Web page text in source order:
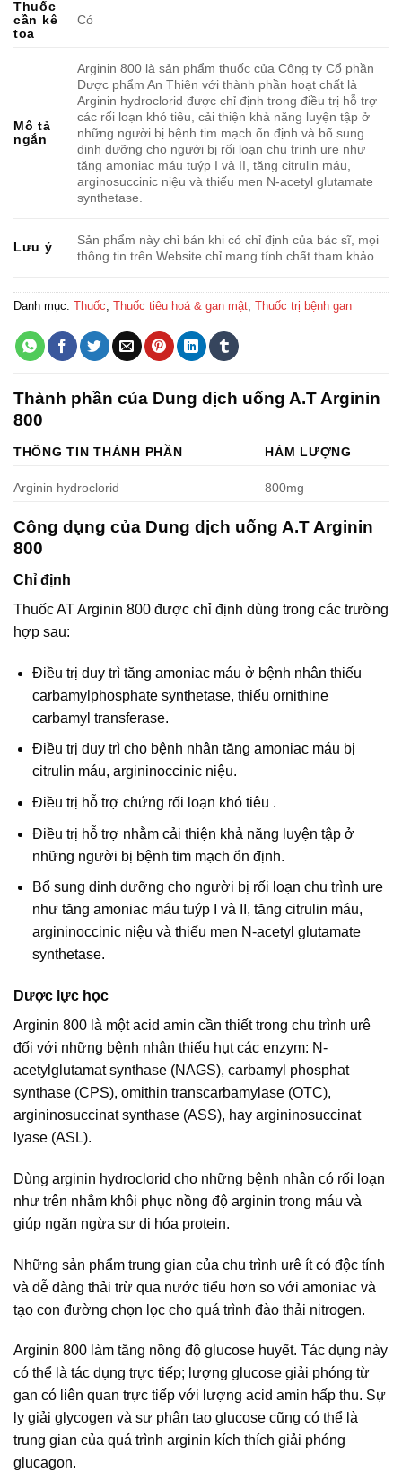
Thuốc
cần kê
toa
Có
Mô tả
ngắn
Arginin 800 là sản phẩm thuốc của Công ty Cổ phần
Dược phẩm An Thiên với thành phần hoạt chất là
Arginin hydroclorid được chỉ định trong điều trị hỗ trợ
các rối loạn khó tiêu, cải thiện khả năng luyện tập ở
những người bị bệnh tim mạch ổn định và bổ sung
dinh dưỡng cho người bị rối loạn chu trình ure như
tăng amoniac máu tuýp I và II, tăng citrulin máu,
arginosuccinic niệu và thiếu men N-acetyl glutamate
synthetase.
Lưu ý
Sản phẩm này chỉ bán khi có chỉ định của bác sĩ, mọi
thông tin trên Website chỉ mang tính chất tham khảo.
Danh mục: Thuốc Thuốc tiêu hoá & gan mật Thuốc trị bệnh gan
Thành phần của Dung dịch uống A.T Arginin
800
THÔNG TIN THÀNH PHẦN HÀM LƯỢNG
Arginin hydroclorid 800mg
Công dụng của Dung dịch uống A.T Arginin
800
Chỉ định
Thuốc AT Arginin 800 được chỉ định dùng trong các trường
hợp sau:
Điều trị duy trì tăng amoniac máu ở bệnh nhân thiếu
carbamylphosphate synthetase, thiếu ornithine
carbamyl transferase.
Điều trị duy trì cho bệnh nhân tăng amoniac máu bị
citrulin máu, argininoccinic niệu.
Điều trị hỗ trợ chứng rối loạn khó tiêu .
Điều trị hỗ trợ nhằm cải thiện khả năng luyện tập ở
những người bị bệnh tim mạch ổn định.
Bổ sung dinh dưỡng cho người bị rối loạn chu trình ure
như tăng amoniac máu tuýp I và II, tăng citrulin máu,
argininoccinic niệu và thiếu men N-acetyl glutamate
synthetase.
Dược lực học
Arginin 800 là một acid amin cần thiết trong chu trình urê
đối với những bệnh nhân thiếu hụt các enzym: N-
acetylglutamat synthase (NAGS), carbamyl phosphat
synthase (CPS), omithin transcarbamylase (OTC),
argininosuccinat synthase (ASS), hay argininosuccinat
lyase (ASL).
Dùng arginin hydroclorid cho những bệnh nhân có rối loạn
như trên nhằm khôi phục nồng độ arginin trong máu và
giúp ngăn ngừa sự dị hóa protein.
Những sản phẩm trung gian của chu trình urê ít có độc tính
và dễ dàng thải trừ qua nước tiểu hơn so với amoniac và
tạo con đường chọn lọc cho quá trình đào thải nitrogen.
Arginin 800 làm tăng nồng độ glucose huyết. Tác dụng này
có thể là tác dụng trực tiếp; lượng glucose giải phóng từ
gan có liên quan trực tiếp với lượng acid amin hấp thu. Sự
ly giải glycogen và sự phân tạo glucose cũng có thể là
trung gian của quá trình arginin kích thích giải phóng
glucagon.